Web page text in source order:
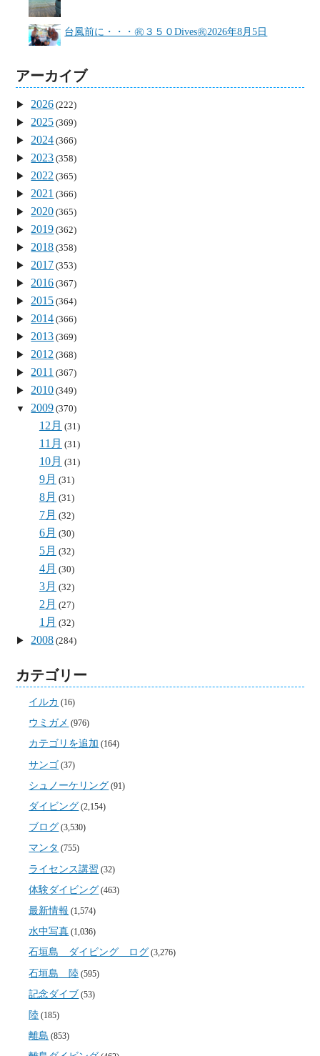
台風前に・・・㊗３５０Dives㊗2026年8月5日
アーカイブ
2026 (222)
2025 (369)
2024 (366)
2023 (358)
2022 (365)
2021 (366)
2020 (365)
2019 (362)
2018 (358)
2017 (353)
2016 (367)
2015 (364)
2014 (366)
2013 (369)
2012 (368)
2011 (367)
2010 (349)
2009 (370)
12月 (31)
11月 (31)
10月 (31)
9月 (31)
8月 (31)
7月 (32)
6月 (30)
5月 (32)
4月 (30)
3月 (32)
2月 (27)
1月 (32)
2008 (284)
カテゴリー
イルカ (16)
ウミガメ (976)
カテゴリを追加 (164)
サンゴ (37)
シュノーケリング (91)
ダイビング (2,154)
ブログ (3,530)
マンタ (755)
ライセンス講習 (32)
体験ダイビング (463)
最新情報 (1,574)
水中写真 (1,036)
石垣島 ダイビング ログ (3,276)
石垣島 陸 (595)
記念ダイブ (53)
陸 (185)
離島 (853)